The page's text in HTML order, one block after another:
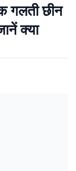
गलती छीन
क्या